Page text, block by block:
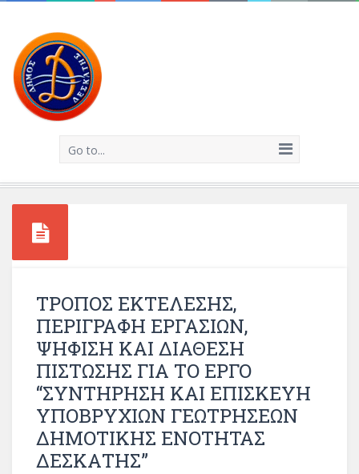
Go to...
ΤΡΟΠΟΣ ΕΚΤΕΛΕΣΗΣ,
ΠΕΡΙΓΡΑΦΗ ΕΡΓΑΣΙΩΝ,
ΨΗΦΙΣΗ ΚΑΙ ΔΙΑΘΕΣΗ
ΠΙΣΤΩΣΗΣ ΓΙΑ ΤΟ ΕΡΓΟ
“ΣΥΝΤΗΡΗΣΗ ΚΑΙ ΕΠΙΣΚΕΥΗ
ΥΠΟΒΡΥΧΙΩΝ ΓΕΩΤΡΗΣΕΩΝ
ΔΗΜΟΤΙΚΗΣ ΕΝΟΤΗΤΑΣ
ΔΕΣΚΑΤΗΣ”